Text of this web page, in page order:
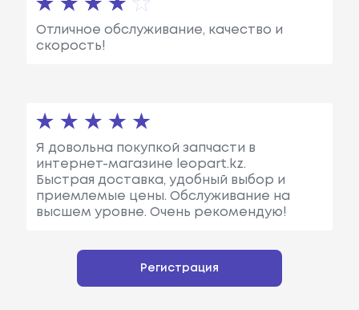
Отличное обслуживание, качество и
скорость!
Я довольна покупкой запчасти в
интернет-магазине leopart.kz.
Быстрая доставка, удобный выбор и
приемлемые цены. Обслуживание на
высшем уровне. Очень рекомендую!
Регистрация